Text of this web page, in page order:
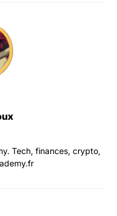
Tech, finances, crypto,